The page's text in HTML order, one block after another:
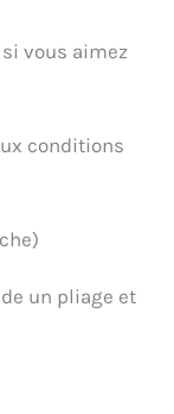
vous aimez
conditions
un pliage et